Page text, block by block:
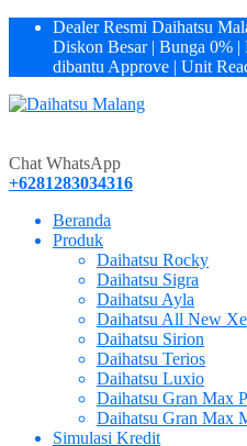
Dealer Resmi Daihatsu
Diskon Besar | Bunga 0% |
dibantu Approve | Unit
Chat WhatsApp
+6281283034316
Beranda
Produk
Daihatsu Rocky
Daihatsu Sigra
Daihatsu Ayla
Daihatsu All New
Daihatsu Sirion
Daihatsu Terios
Daihatsu Luxio
Daihatsu Gran Max
Daihatsu Gran Max
Simulasi Kredit